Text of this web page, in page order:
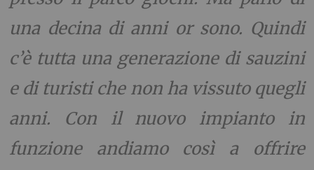
una decina di anni or sono. Quindi
c’è tutta una generazione di sauzini
e di turisti che non ha vissuto quegli
anni. Con il nuovo impianto in
funzione andiamo così a offrire